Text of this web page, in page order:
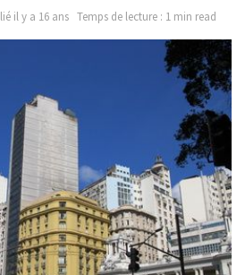
il y a 16 ans Temps de lecture : 1 min read